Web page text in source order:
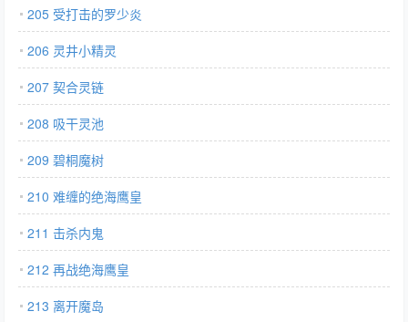
205 受打击的罗少炎
206 灵井小精灵
207 契合灵链
208 吸干灵池
209 碧桐魔树
210 难缠的绝海鹰皇
211 击杀内鬼
212 再战绝海鹰皇
213 离开魔岛